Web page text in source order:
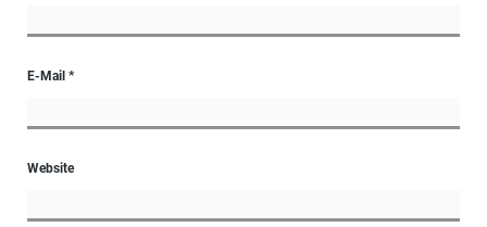
E-Mail *
Website